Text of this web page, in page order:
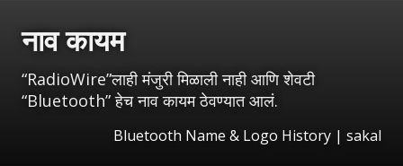
नाव कायम
“RadioWire”लाही मंजुरी मिळाली नाही आणि शेवटी
“Bluetooth” हेच नाव कायम ठेवण्यात आलं.
Bluetooth Name & Logo History | sakal